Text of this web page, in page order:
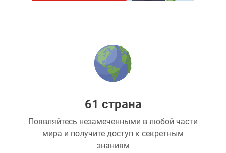
61 страна
Появляйтесь незамеченными в любой части
мира и получите доступ к секретным
знаниям